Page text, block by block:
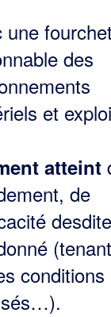
une
des
et
atteint
de
(tenant
conditions